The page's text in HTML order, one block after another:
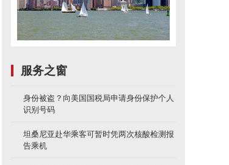
服务之窗
身份被盗？向美国国税局申请身份保护个人
识别号码
坦桑尼亚赴华乘客可暂时凭两次核酸检测报
告乘机